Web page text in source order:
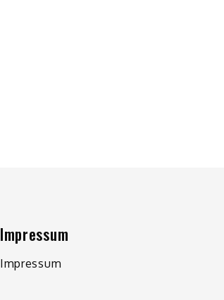
Impressum
Impressum